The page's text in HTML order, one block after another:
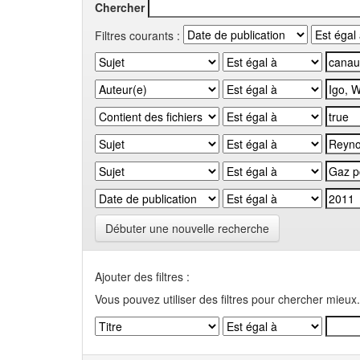
Chercher
Filtres courants :
Débuter une nouvelle recherche
Ajouter des filtres :
Vous pouvez utiliser des filtres pour chercher mieux.